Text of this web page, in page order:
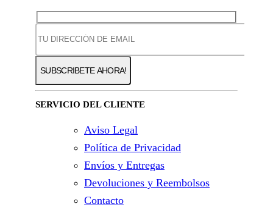
SERVICIO DEL CLIENTE
Aviso Legal
Política de Privacidad
Envíos y Entregas
Devoluciones y Reembolsos
Contacto